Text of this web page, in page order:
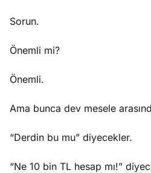
Sorun.
Önemli mi?
Önemli.
Ama bunca dev mesele
“Derdin bu mu” diyecekler.
“Ne 10 bin TL hesap mı!”